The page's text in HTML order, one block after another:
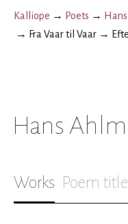
Kalliope → Poets →
→ Fra Vaar til Vaar →
Hans
Works Poem